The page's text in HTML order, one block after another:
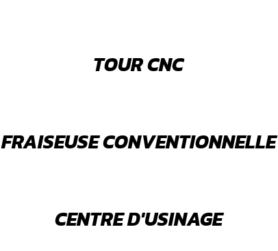
TOUR CNC
FRAISEUSE CONVENTIONNELLE
CENTRE D'USINAGE